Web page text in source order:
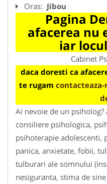
Oras: Jibou
Pagina
afacerea nu
iar
Cabinet
daca doresti ca
te rugam
Ai nevoie de un
consiliere psihologica,
psihoterapie adolescenti,
panica, anxietate, fobii,
tulburari ale somnului
nesiguranta, stima de